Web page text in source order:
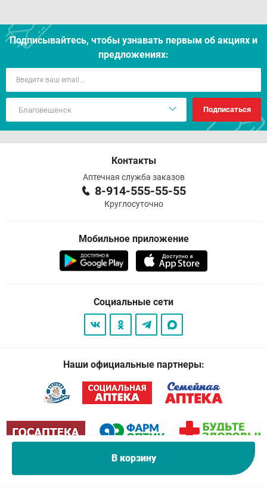
В корзину
Подписывайтесь, чтобы узнавать первым об акцияx и
предложениях:
Подписаться
Контакты
Аптечная служба заказов
8-914-555-55-55
Круглосуточно
Мобильное приложение
Социальные сети
Наши официальные партнеры: